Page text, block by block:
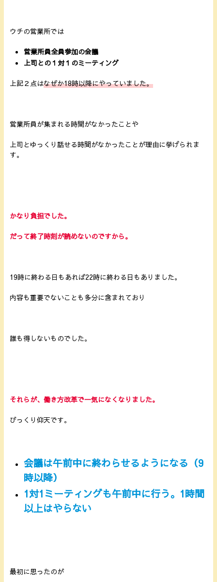
ウチの営業所では
営業所員全員参加の会議
上司との１対１のミーティング
上記２点はなぜか18時以降にやっていました。
営業所員が集まれる時間がなかったことや
上司とゆっくり話せる時間がなかったことが理由に挙げられま
す。
かなり負担でした。
だって終了時刻が読めないのですから。
19時に終わる日もあれば22時に終わる日もありました。
内容も重要でないことも多分に含まれており
誰も得しないものでした。
それらが、働き方改革で一気になくなりました。
びっくり仰天です。
会議は午前中に終わらせるようになる（9
時以降）
1対1ミーティングも午前中に行う。1時間
以上はやらない
最初に思ったのが